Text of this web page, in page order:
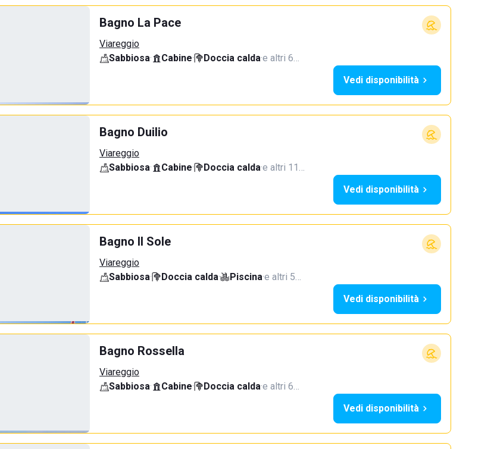
Bagno La Pace
Viareggio
Sabbiosa· Cabine· Doccia calda·e altri 6…
Vedi disponibilità
Bagno Duilio
Viareggio
Sabbiosa· Cabine· Doccia calda·e altri 11…
Vedi disponibilità
Bagno Il Sole
Viareggio
Sabbiosa· Doccia calda· Piscina·e altri 5…
Vedi disponibilità
Bagno Rossella
Viareggio
Sabbiosa· Cabine· Doccia calda·e altri 6…
Vedi disponibilità